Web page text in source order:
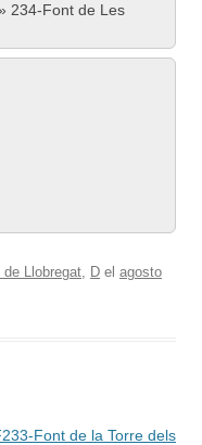
234-Font de Les
de Llobregat, D el agosto
Font de la Torre dels